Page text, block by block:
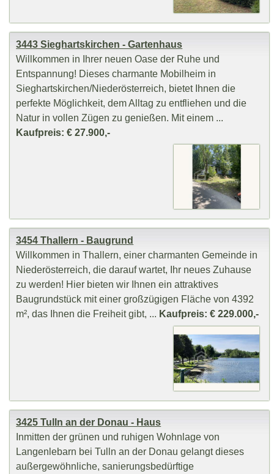
3443 Sieghartskirchen - Gartenhaus
Willkommen in Ihrer neuen Oase der Ruhe und
Entspannung! Dieses charmante Mobilheim in
Sieghartskirchen/Niederösterreich, bietet Ihnen die
perfekte Möglichkeit, dem Alltag zu entfliehen und die
Natur in vollen Zügen zu genießen. Mit einem ...
Kaufpreis: € 27.900,-
3454 Thallern - Baugrund
Willkommen in Thallern, einer charmanten Gemeinde in
Niederösterreich, die darauf wartet, Ihr neues Zuhause
zu werden! Hier bieten wir Ihnen ein attraktives
Baugrundstück mit einer großzügigen Fläche von 4392
m², das Ihnen die Freiheit gibt, ... Kaufpreis: € 229.000,-
3425 Tulln an der Donau - Haus
Inmitten der grünen und ruhigen Wohnlage von
Langenlebarn bei Tulln an der Donau gelangt dieses
außergewöhnliche, sanierungsbedürftige